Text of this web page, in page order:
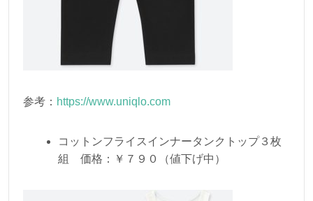
参考： https://www.uniqlo.com
コットンフライスインナータンクトップ３枚
組 価格：￥７９０（値下げ中）